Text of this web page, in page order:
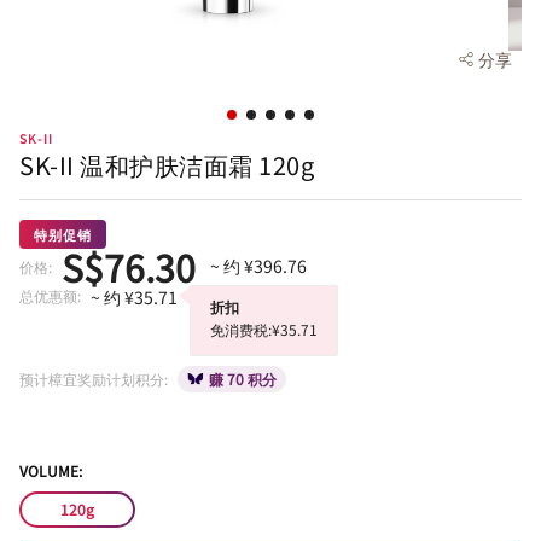
分享
SK-II
SK-II 温和护肤洁面霜 120g
特别促销
价格: S$76.30 ~ 约 ¥396.76
总优惠额: ~ 约 ¥35.71
折扣
免消费税:¥35.71
预计樟宜奖励计划积分: 赚 70 积分
VOLUME:
120g